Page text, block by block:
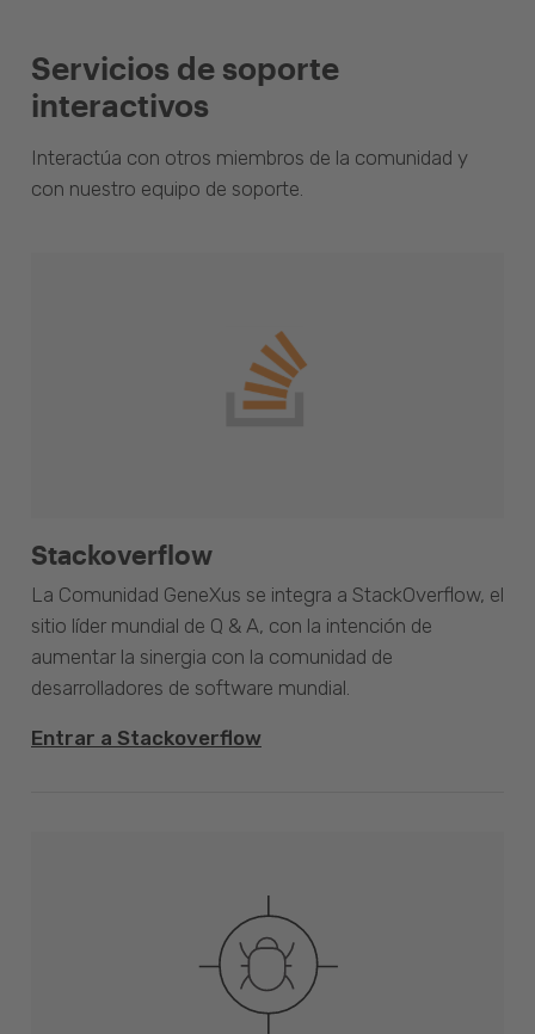
Servicios de soporte
interactivos
Interactúa con otros miembros de la comunidad y
con nuestro equipo de soporte.
Stackoverflow
La Comunidad GeneXus se integra a StackOverflow, el
sitio líder mundial de Q & A, con la intención de
aumentar la sinergia con la comunidad de
desarrolladores de software mundial.
Entrar a Stackoverflow